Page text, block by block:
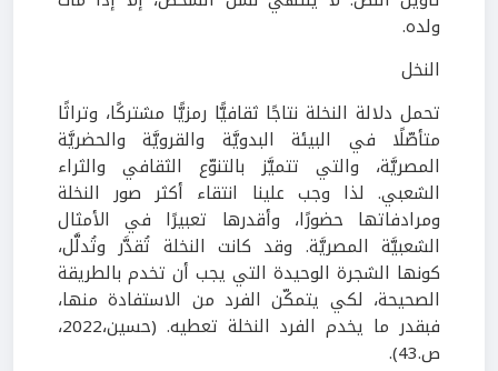
ولده.
النخل
تحمل دلالة النخلة نتاجًا ثقافيًّا رمزيًّا مشتركًا، وتراثًا
متأصّلًا في البيئة البدويَّة والقرويَّة والحضريَّة
المصريَّة، والتي تتميَّز بالتنوّع الثقافي والثراء
الشعبي. لذا وجب علينا انتقاء أكثر صور النخلة
ومرادفاتها حضورًا، وأقدرها تعبيرًا في الأمثال
الشعبيَّة المصريَّة. وقد كانت النخلة تُقدَّر وتُدلَّل،
كونها الشجرة الوحيدة التي يجب أن تخدم بالطريقة
الصحيحة، لكي يتمكّن الفرد من الاستفادة منها،
فبقدر ما يخدم الفرد النخلة تعطيه. (حسين،2022،
ص.43).